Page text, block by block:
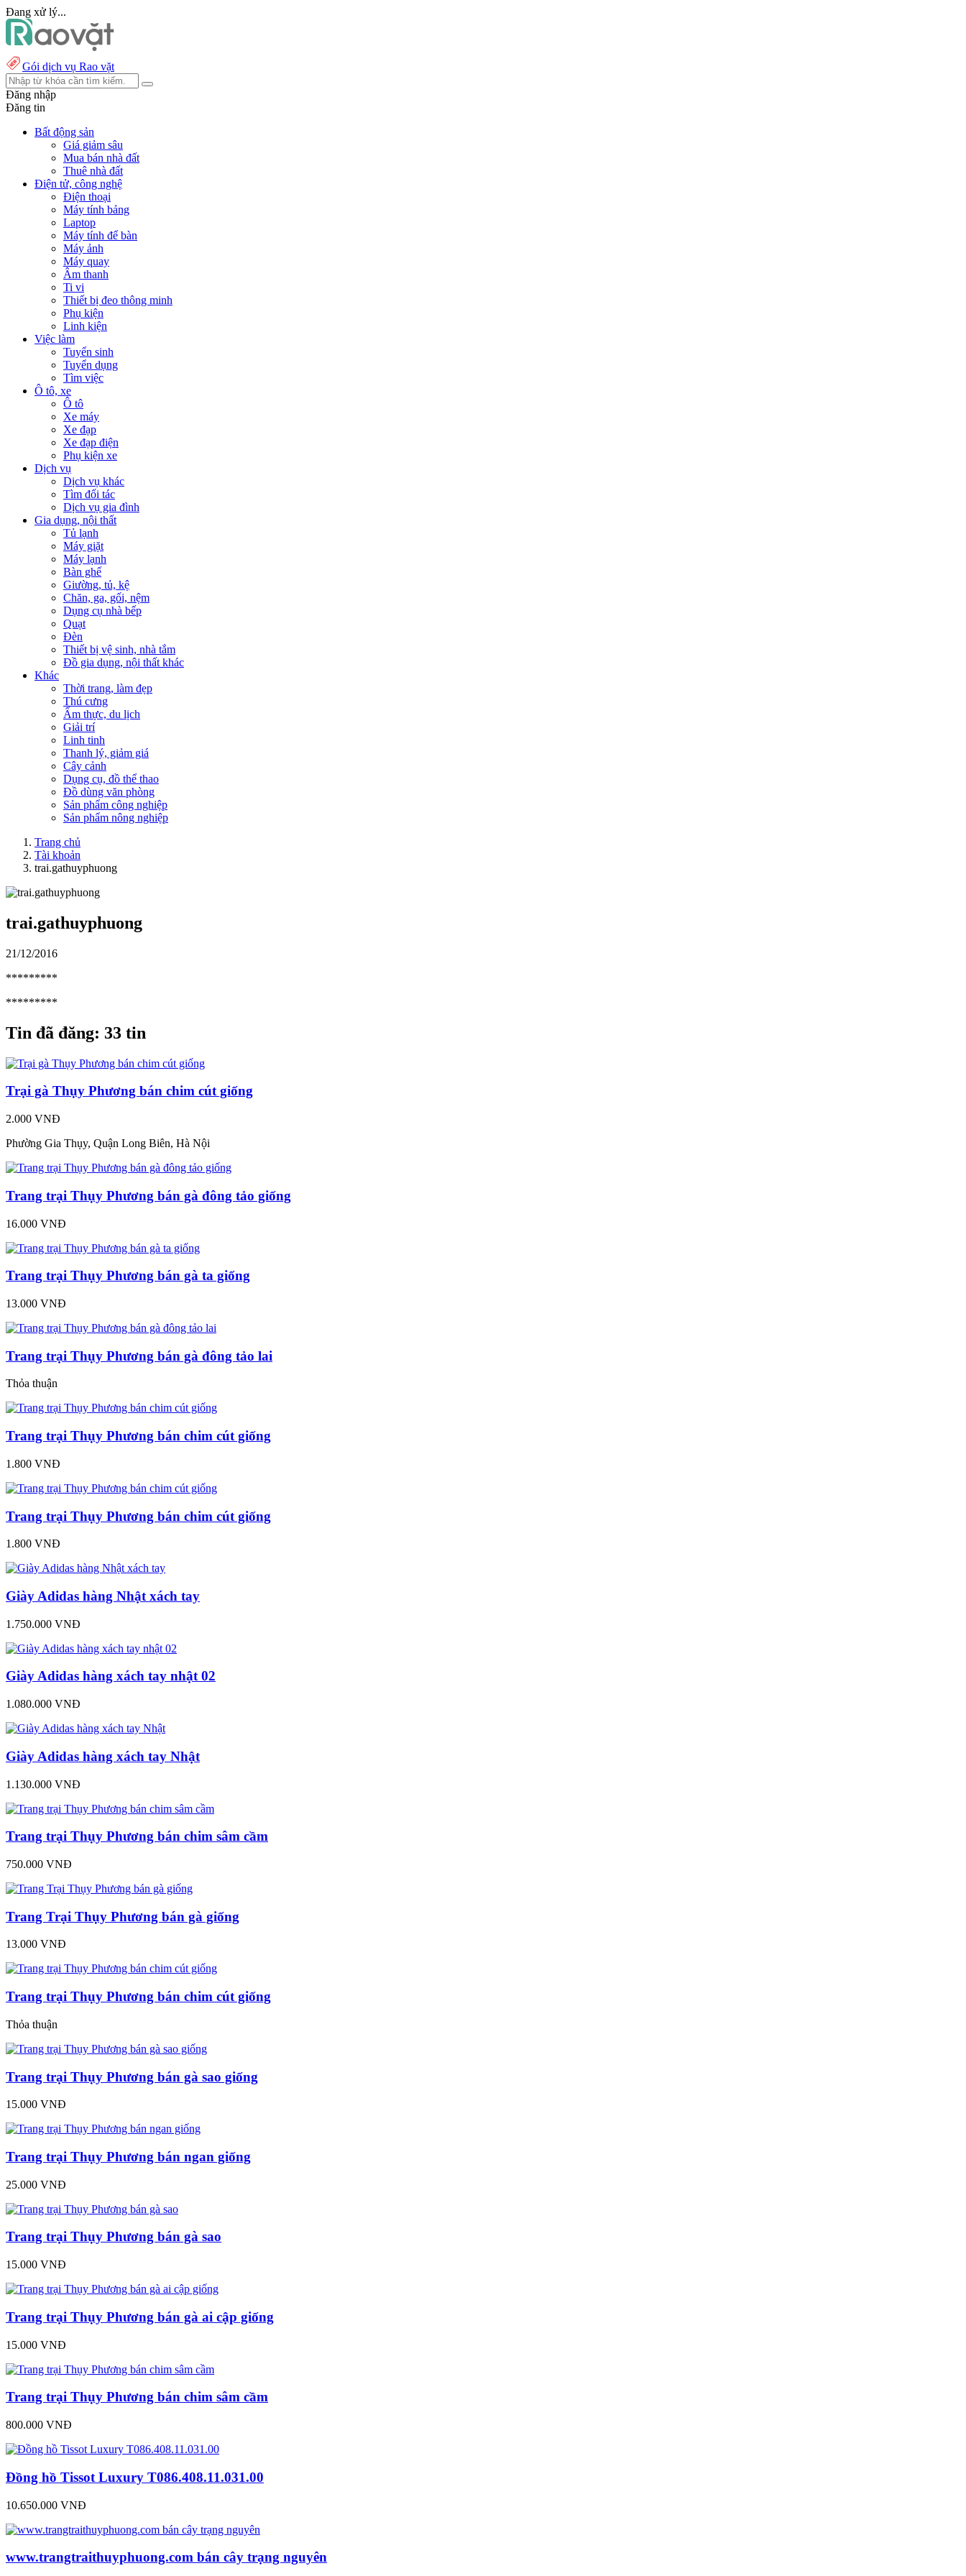
Đang xử lý...
Gói dịch vụ Rao vặt
Đăng nhập
Đăng tin
Bất động sản
Giá giảm sâu
Mua bán nhà đất
Thuê nhà đất
Điện tử, công nghệ
Điện thoại
Máy tính bảng
Laptop
Máy tính để bàn
Máy ảnh
Máy quay
Âm thanh
Ti vi
Thiết bị đeo thông minh
Phụ kiện
Linh kiện
Việc làm
Tuyển sinh
Tuyển dụng
Tìm việc
Ô tô, xe
Ô tô
Xe máy
Xe đạp
Xe đạp điện
Phụ kiện xe
Dịch vụ
Dịch vụ khác
Tìm đối tác
Dịch vụ gia đình
Gia dụng, nội thất
Tủ lạnh
Máy giặt
Máy lạnh
Bàn ghế
Giường, tủ, kệ
Chăn, ga, gối, nệm
Dụng cụ nhà bếp
Quạt
Đèn
Thiết bị vệ sinh, nhà tắm
Đồ gia dụng, nội thất khác
Khác
Thời trang, làm đẹp
Thú cưng
Ẩm thực, du lịch
Giải trí
Linh tinh
Thanh lý, giảm giá
Cây cảnh
Dụng cụ, đồ thể thao
Đồ dùng văn phòng
Sản phẩm công nghiệp
Sản phẩm nông nghiệp
Trang chủ
Tài khoản
trai.gathuyphuong
trai.gathuyphuong
21/12/2016
*********
*********
Tin đã đăng: 33 tin
Trại gà Thụy Phương bán chim cút giống
2.000 VNĐ
Phường Gia Thụy, Quận Long Biên, Hà Nội
Trang trại Thụy Phương bán gà đông tảo giống
16.000 VNĐ
Trang trại Thụy Phương bán gà ta giống
13.000 VNĐ
Trang trại Thụy Phương bán gà đông tảo lai
Thỏa thuận
Trang trại Thụy Phương bán chim cút giống
1.800 VNĐ
Trang trại Thụy Phương bán chim cút giống
1.800 VNĐ
Giày Adidas hàng Nhật xách tay
1.750.000 VNĐ
Giày Adidas hàng xách tay nhật 02
1.080.000 VNĐ
Giày Adidas hàng xách tay Nhật
1.130.000 VNĐ
Trang trại Thụy Phương bán chim sâm cầm
750.000 VNĐ
Trang Trại Thụy Phương bán gà giống
13.000 VNĐ
Trang trại Thụy Phương bán chim cút giống
Thỏa thuận
Trang trại Thụy Phương bán gà sao giống
15.000 VNĐ
Trang trại Thụy Phương bán ngan giống
25.000 VNĐ
Trang trại Thụy Phương bán gà sao
15.000 VNĐ
Trang trại Thụy Phương bán gà ai cập giống
15.000 VNĐ
Trang trại Thụy Phương bán chim sâm cầm
800.000 VNĐ
Đồng hồ Tissot Luxury T086.408.11.031.00
10.650.000 VNĐ
www.trangtraithuyphuong.com bán cây trạng nguyên